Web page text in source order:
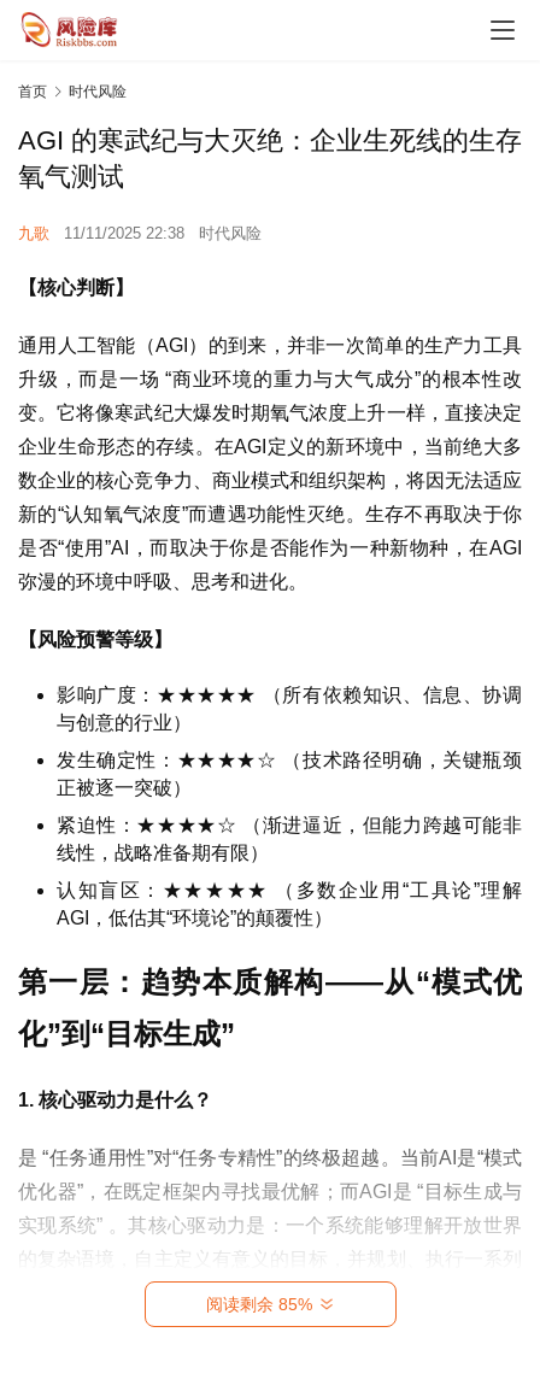
首
势
势
时
代
首页 时代风险
AGI 的寒武纪与大灭绝：企业生死线的生存
氧气测试
九歌 11/11/2025 22:38 时代风险
【核心判断】
通用人工智能（AGI）的到来，并非一次简单的生产力工具
升级，而是一场 “商业环境的重力与大气成分”的根本性改
变。它将像寒武纪大爆发时期氧气浓度上升一样，直接决定
企业生命形态的存续。在AGI定义的新环境中，当前绝大多
数企业的核心竞争力、商业模式和组织架构，将因无法适应
新的“认知氧气浓度”而遭遇功能性灭绝。生存不再取决于你
是否“使用”AI，而取决于你是否能作为一种新物种，在AGI
弥漫的环境中呼吸、思考和进化。
【风险预警等级】
影响广度：★★★★★ （所有依赖知识、信息、协调
与创意的行业）
发生确定性：★★★★☆ （技术路径明确，关键瓶颈
正被逐一突破）
紧迫性：★★★★☆ （渐进逼近，但能力跨越可能非
线性，战略准备期有限）
认知盲区：★★★★★ （多数企业用“工具论”理解
AGI，低估其“环境论”的颠覆性）
第一层：趋势本质解构——从“模式优
化”到“目标生成”
1. 核心驱动力是什么？
是 “任务通用性”对“任务专精性”的终极超越。当前AI是“模式
优化器”，在既定框架内寻找最优解；而AGI是 “目标生成与
实现系统” 。其核心驱动力是：一个系统能够理解开放世界
的复杂语境，自主定义有意义的目标，并规划、执行一系列
跨领域行动以实现它，其能力上限不受预设领域限制。
阅读剩余 85%